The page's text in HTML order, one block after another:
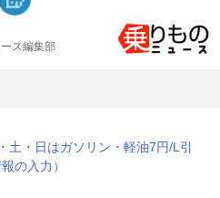
ス編集部
土・日はガソリン・軽油7円/L引
の入力）